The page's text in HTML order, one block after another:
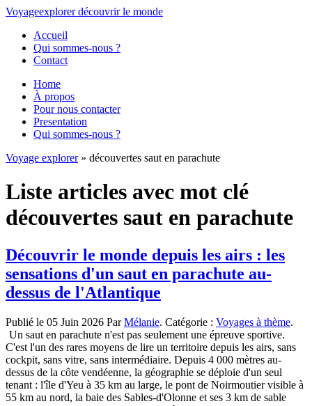
Voyageexplorer découvrirle monde
Accueil
Qui sommes-nous ?
Contact
Home
À propos
Pour nous contacter
Presentation
Qui sommes-nous ?
Voyage explorer» découvertes saut en parachute
Liste articles avec mot clé
découvertes saut en parachute
Découvrir le monde depuis les airs : les
sensations d'un saut en parachute au-
dessus de l'Atlantique
Publié le 05 Juin 2026 ParMélanie. Catégorie : Voyages à thème.
Un saut en parachute n'est pas seulement une épreuve sportive.
C'est l'un des rares moyens de lire un territoire depuis les airs, sans
cockpit, sans vitre, sans intermédiaire. Depuis 4 000 mètres au-
dessus de la côte vendéenne, la géographie se déploie d'un seul
tenant : l'île d'Yeu à 35 km au large, le pont de Noirmoutier visible à
55 km au nord, la baie des Sables-d'Olonne et ses 3 km de sable